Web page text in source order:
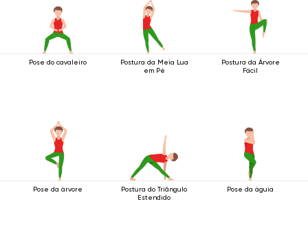
Pose do cavaleiro
Postura da Meia Lua
em Pé
Postura da Árvore
Fácil
Pose da árvore
Postura do Triângulo
Estendido
Pose da águia